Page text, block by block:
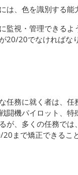
、色を識別する能
監視・管理できる
20/20でなければな
任務に就く者は、
闘機パイロット、
が、多くの任務で
まで矯正できるこ